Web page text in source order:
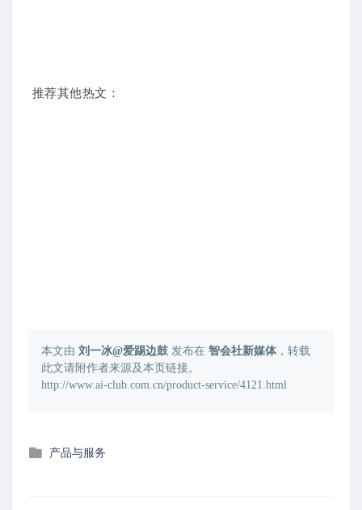
推荐其他热文：
本文由 刘一冰@爱踢边鼓 发布在 智会社新媒体，转载
此文请附作者来源及本页链接。
http://www.ai-club.com.cn/product-service/4121.html
发
产品与服务